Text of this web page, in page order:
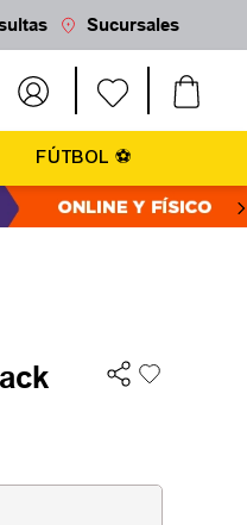
Sucursales
FÚTBOL ⚽